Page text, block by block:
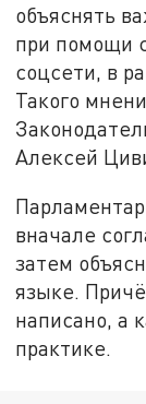
объяснять
при помощи
соцсети, в
Такого
Алексей
вначале
затем
языке.
написано, а
практике.